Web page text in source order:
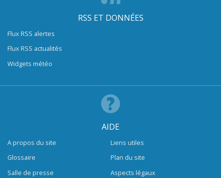
RSS ET DONNÉES
Flux RSS alertes
Flux RSS actualités
Widgets météo
AIDE
A propos du site
Glossaire
Salle de presse
Liens utiles
Plan du site
Aspects légaux